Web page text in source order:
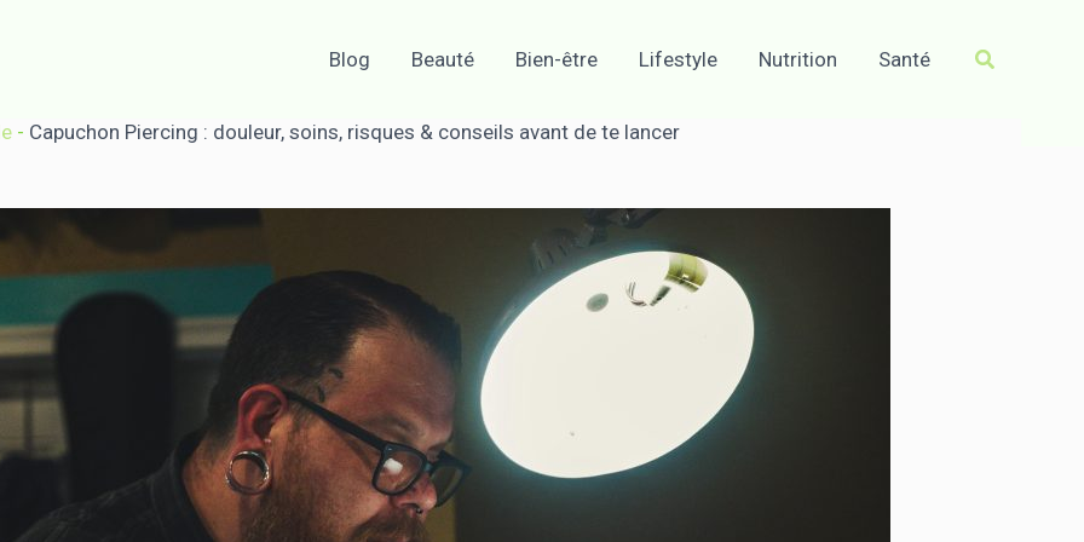
Blog Beauté Bien-être Lifestyle Nutrition Santé
- Capuchon Piercing : douleur, soins, risques & conseils avant de te lancer